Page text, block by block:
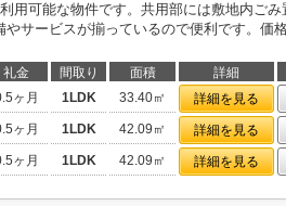
用可能な物件です。共用部には敷地内ごみ
やサービスが揃っているので便利です。価
礼金 間取り 面積 詳細
ヶ月 1LDK 33.40㎡ 詳細を見る
ヶ月 1LDK 42.09㎡ 詳細を見る
ヶ月 1LDK 42.09㎡ 詳細を見る